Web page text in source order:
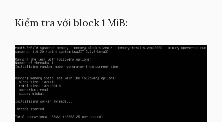
Kiểm tra với block 1 MiB: